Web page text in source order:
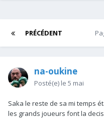
PRÉCÉDENT
na-oukine
Posté(e) le 5 mai
Saka le reste de sa mi temps
les grands joueurs font la